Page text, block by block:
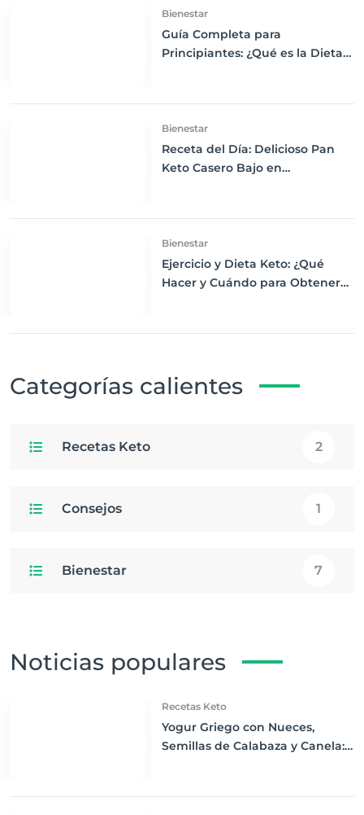
Bienestar
Guía Completa para
Principiantes: ¿Qué es la Dieta
Bienestar
Receta del Día: Delicioso Pan
Keto Casero Bajo en
Bienestar
Ejercicio y Dieta Keto: ¿Qué
Hacer y Cuándo para Obtener
Categorías calientes
Recetas Keto 2
Consejos 1
Bienestar 7
Noticias populares
Recetas Keto
Yogur Griego con Nueces,
Semillas de Calabaza y Canela: